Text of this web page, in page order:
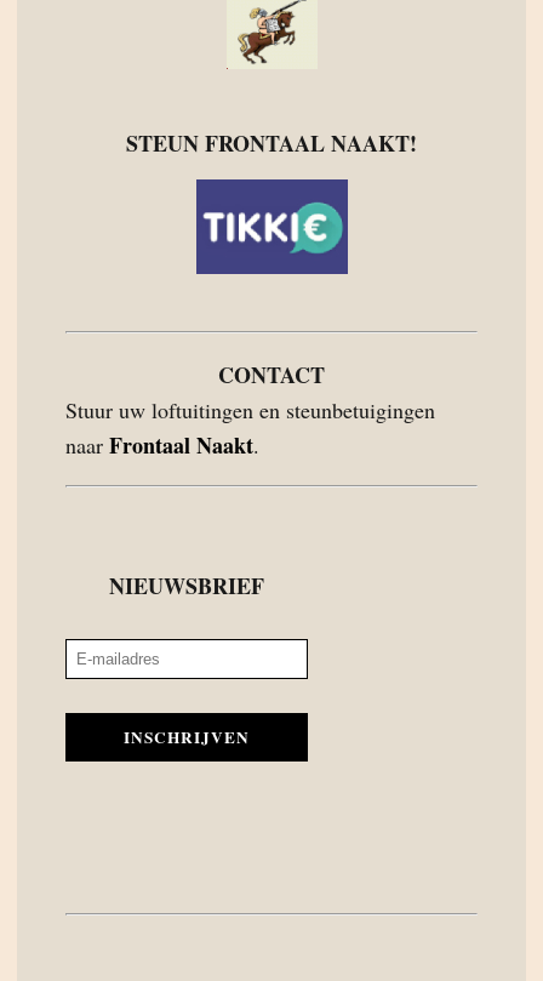
STEUN FRONTAAL NAAKT!
CONTACT
Stuur uw loftuitingen en steunbetuigingen
naar Frontaal Naakt.
NIEUWSBRIEF
INSCHRIJVEN